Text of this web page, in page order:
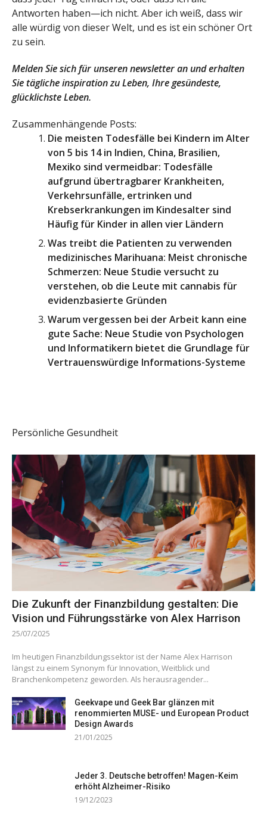
Antworten haben—ich nicht. Aber ich weiß, dass wir
alle würdig von dieser Welt, und es ist ein schöner Ort
zu sein.
Melden Sie sich für unseren newsletter an und erhalten
Sie tägliche inspiration zu Leben, Ihre gesündeste,
glücklichste Leben.
Zusammenhängende Posts:
Die meisten Todesfälle bei Kindern im Alter
von 5 bis 14 in Indien, China, Brasilien,
Mexiko sind vermeidbar: Todesfälle
aufgrund übertragbarer Krankheiten,
Verkehrsunfälle, ertrinken und
Krebserkrankungen im Kindesalter sind
Häufig für Kinder in allen vier Ländern
Was treibt die Patienten zu verwenden
medizinisches Marihuana: Meist chronische
Schmerzen: Neue Studie versucht zu
verstehen, ob die Leute mit cannabis für
evidenzbasierte Gründen
Warum vergessen bei der Arbeit kann eine
gute Sache: Neue Studie von Psychologen
und Informatikern bietet die Grundlage für
Vertrauenswürdige Informations-Systeme
Persönliche Gesundheit
Die Zukunft der Finanzbildung gestalten: Die
Vision und Führungsstärke von Alex Harrison
25/07/2025
Im heutigen Finanzbildungssektor ist der Name Alex Harrison
längst zu einem Synonym für Innovation, Weitblick und
Branchenkompetenz geworden. Als herausragender...
Geekvape und Geek Bar glänzen mit
renommierten MUSE- und European Product
Design Awards
21/01/2025
Jeder 3. Deutsche betroffen! Magen-Keim
erhöht Alzheimer-Risiko
19/12/2023